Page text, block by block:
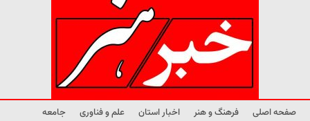
صفحه اصلی فرهنگ و هنر اخبار استان علم و فناوری
جامعه